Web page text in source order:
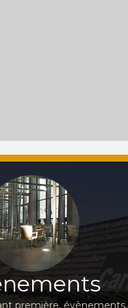
première, évènements,